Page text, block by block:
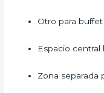
Otro para buffet
Espacio central
Zona separada